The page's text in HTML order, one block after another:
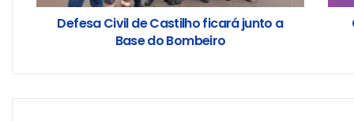
Defesa Civil de Castilho ficará junto a
Base do Bombeiro